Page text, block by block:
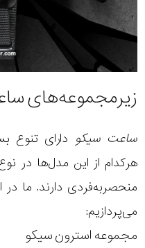
زیرمجموعه‌های
ساعت سیکو دارای تنوع
هرکدام از این مدل‌ها در
منحصربه‌فردی دارند. ما در
می‌پردازیم:
مجموعه استرون سیکو